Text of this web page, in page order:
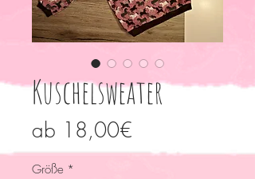
Kuschelsweater
ab 18,00€
Preis
Größe *